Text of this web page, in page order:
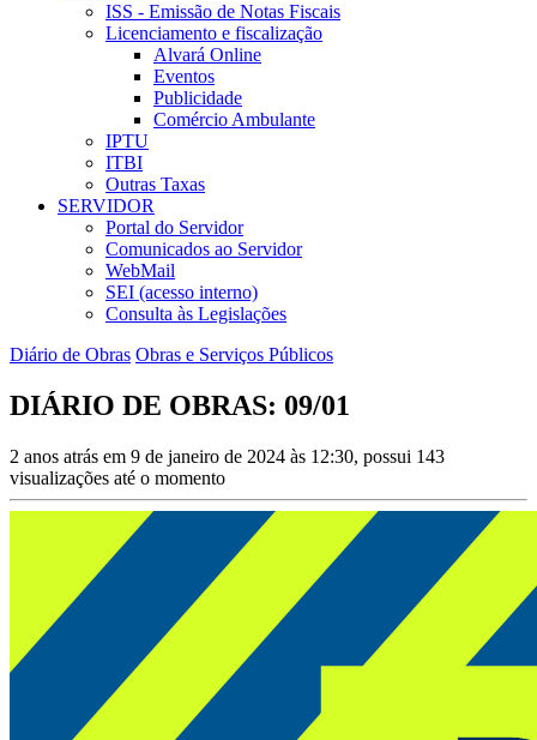
ISS - Emissão de Notas Fiscais
Licenciamento e fiscalização
Alvará Online
Eventos
Publicidade
Comércio Ambulante
IPTU
ITBI
Outras Taxas
SERVIDOR
Portal do Servidor
Comunicados ao Servidor
WebMail
SEI (acesso interno)
Consulta às Legislações
Diário de Obras Obras e Serviços Públicos
DIÁRIO DE OBRAS: 09/01
2 anos atrás em 9 de janeiro de 2024 às 12:30, possui 143
visualizações até o momento